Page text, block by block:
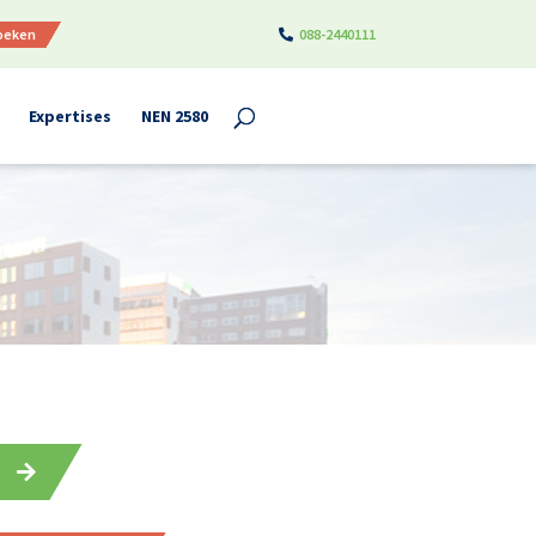
088-2440111
Expertises NEN 2580